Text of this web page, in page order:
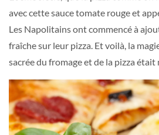
avec cette sauce tomate rouge et
Les Napolitains ont commencé à
fraîche sur leur pizza. Et voilà, la
sacrée du fromage et de la pizza était